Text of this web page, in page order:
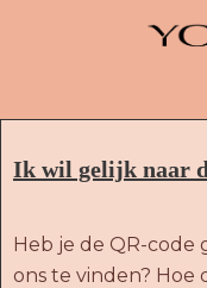
Ik wil gelijk naar
Heb je de QR-
ons te vinden? Hoe